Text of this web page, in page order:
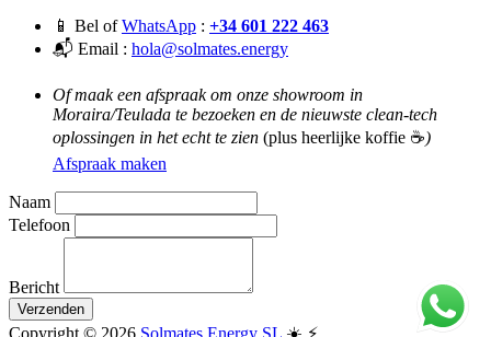
📱 Bel ofWhatsApp : +34 601 222 463
📬 Email : hola@solmates.energy
Of maak een afspraak om onze showroom in
Moraira/Teulada te bezoeken en de nieuwste clean-tech
oplossingen in het echt te zien (plus heerlijke koffie ☕)
Afspraak maken
Naam
Telefoon
Bericht
Verzenden
Copyright © 2026 Solmates.Energy SL ☀️ ⚡